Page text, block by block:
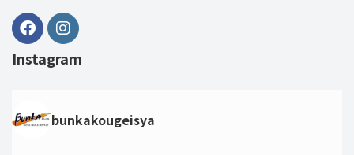
Instagram
bunkakougeisya